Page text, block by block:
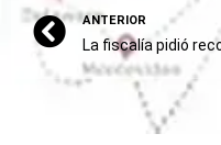
ANTERIOR